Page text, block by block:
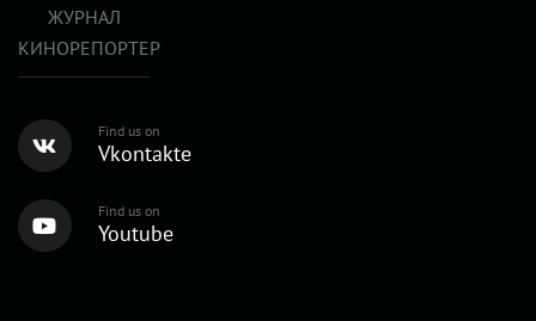
ЖУРНАЛ
КИНОРЕПОРТЕР
Find us on
Vkontakte
Find us on
Youtube